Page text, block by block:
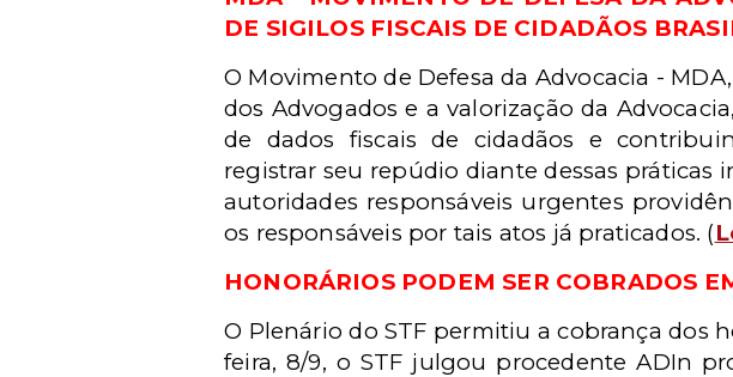
DE SIGILOS FISCAIS DE CIDADÃOS
O Movimento de Defesa da Advocacia -
dos Advogados e a valorização da
de dados fiscais de cidadãos e
registrar seu repúdio diante dessas
autoridades responsáveis urgentes
os responsáveis por tais atos já praticados. (
HONORÁRIOS PODEM SER COBRADOS
O Plenário do STF permitiu a cobrança dos
feira, 8/9, o STF julgou procedente ADIn